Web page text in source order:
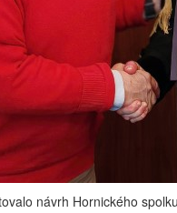
návrh Hornického